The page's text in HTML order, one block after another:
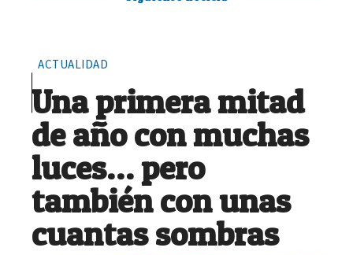
ACTUALIDAD
Una primera mitad
de año con muchas
luces… pero
también con unas
cuantas sombras